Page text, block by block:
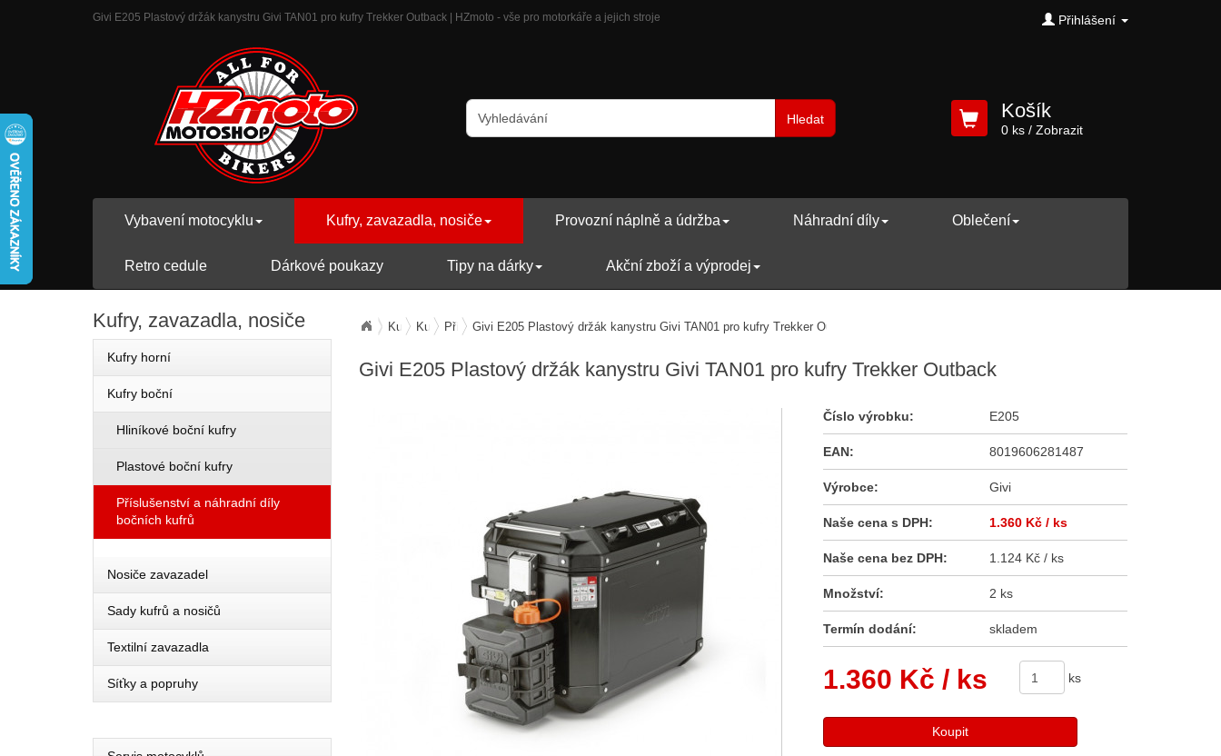
Givi E205 Plastový držák kanystru Givi TAN01 pro kufry Trekker Outback | HZmoto - vše pro motorkáře a jejich stroje Přihlášení
Hledat Košík
0 ks/ Zobrazit
Vybavení motocyklu Kufry, zavazadla, nosiče Provozní náplně a údržba Náhradní díly Oblečení
Retro cedule Dárkové poukazy Tipy na dárky Akční zboží a výprodej
Kufry, zavazadla, nosiče
Kufry bočníPříslušenství a náhradní díly bočních kufrů
Givi E205 Plastový držák kanystru Givi TAN01 pro kufry Trekker Outback
Givi E205 Plastový držák kanystru Givi TAN01 pro kufry Trekker Outback
Číslo výrobku: E205
EAN: 8019606281487
Výrobce: Givi
Naše cena s DPH: 1.360 Kč / ks
Naše cena bez DPH: 1.124 Kč / ks
Množství: 2 ks
Termín dodání: skladem
1.360 Kč / ks ks
Koupit
Kufry, zavazadla, nosiče
Kufry horní
Kufry boční
Hliníkové boční kufry
Plastové boční kufry
Příslušenství a náhradní díly
bočních kufrů
Nosiče zavazadel
Sady kufrů a nosičů
Textilní zavazadla
Síťky a popruhy